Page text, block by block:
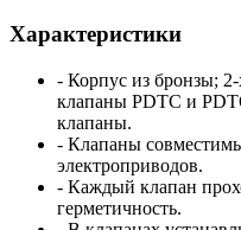
Характеристики
- Корпус из бронзы;
клапаны PDTC и
клапаны.
- Клапаны
электроприводов.
- Каждый клапан
герметичность.